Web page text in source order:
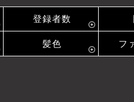
登録者数
髪色 フ